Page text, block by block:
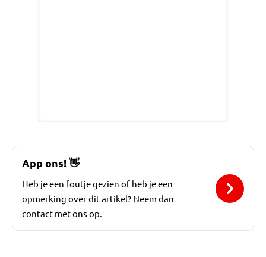
App ons!👋
Heb je een foutje gezien of heb je een
opmerking over dit artikel? Neem dan
contact met ons op.